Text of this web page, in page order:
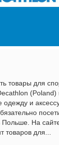
товары для
(Poland)
и
Польше. На
товаров для...